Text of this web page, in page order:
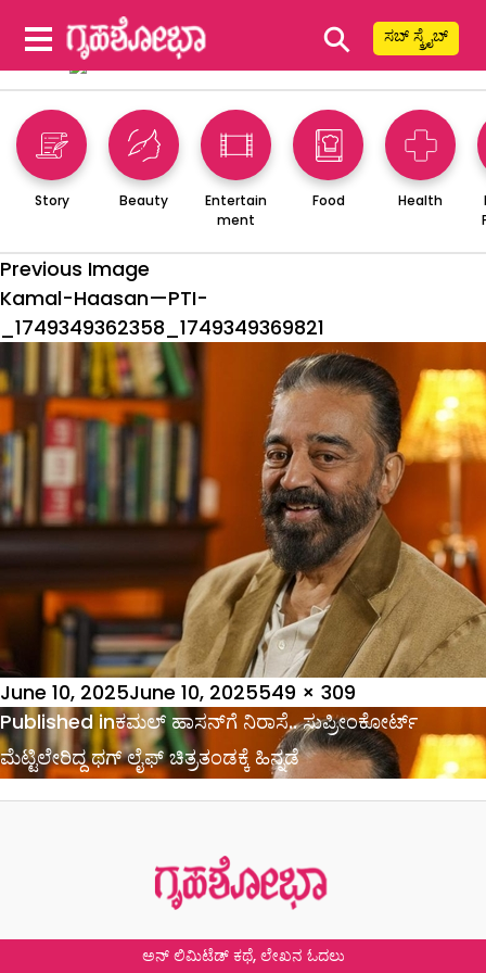
⚲ ಸಬ್ ಸ್ಕ್ರೈಬ್
Story Beauty
Entertain
ment
Food Health
Previous Image
Kamal-Haasan—PTI-
_1749349362358_1749349369821
Posted
on
June 10, 2025June 10, 2025Full
size
549 × 309
Post
navigation
Published inಕಮಲ್ ಹಾಸನ್‌ಗೆ ನಿರಾಸೆ.. ಸುಪ್ರೀಂಕೋರ್ಟ್
ಮೆಟ್ಟಿಲೇರಿದ್ದ ಥಗ್‌ ಲೈಫ್ ಚಿತ್ರತಂಡಕ್ಕೆ ಹಿನ್ನಡೆ
ಅನ್ ಲಿಮಿಟೆಡ್ ಕಥೆ, ಲೇಖನ ಓದಲು